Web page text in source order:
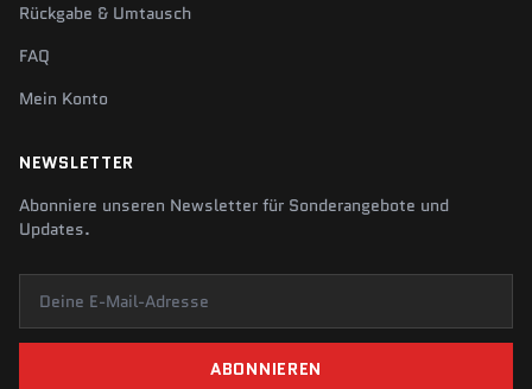
Rückgabe & Umtausch
FAQ
Mein Konto
NEWSLETTER
Abonniere unseren Newsletter für Sonderangebote und
Updates.
Deine E-Mail-Adresse
ABONNIEREN